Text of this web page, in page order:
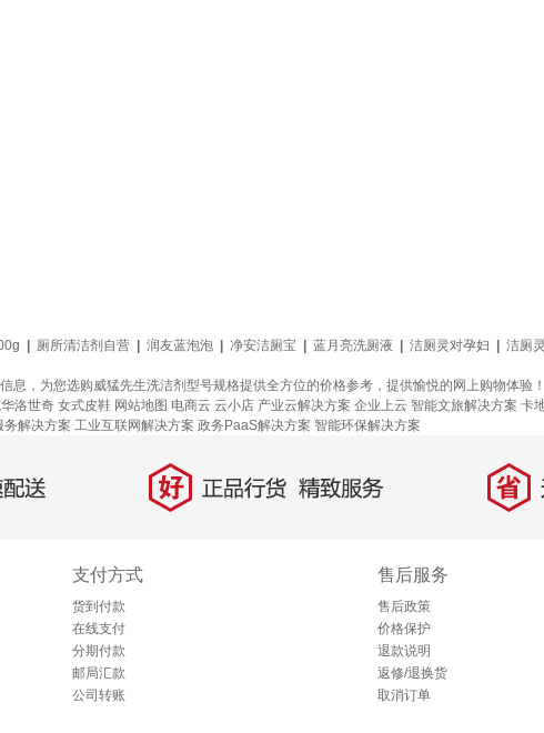
厕所清洁剂自营 润友蓝泡泡 净安洁厕宝 蓝月亮洗厕液 洁厕灵对孕妇
洁厕
，为您选购威猛先生洗洁剂型号规格提供全方位的价格参考，提供愉悦的网上购物体验！
洛世奇 女式皮鞋 网站地图 电商云 云小店 产业云解决方案 企业上云 智能文旅解决方案 卡
务解决方案 工业互联网解决方案 政务PaaS解决方案 智能环保解决方案
送 好 正品行货，精致服务 省 天
支付方式
货到付款
在线支付
分期付款
邮局汇款
公司转账
售后服务
售后政策
价格保护
退款说明
返修/退换货
取消订单